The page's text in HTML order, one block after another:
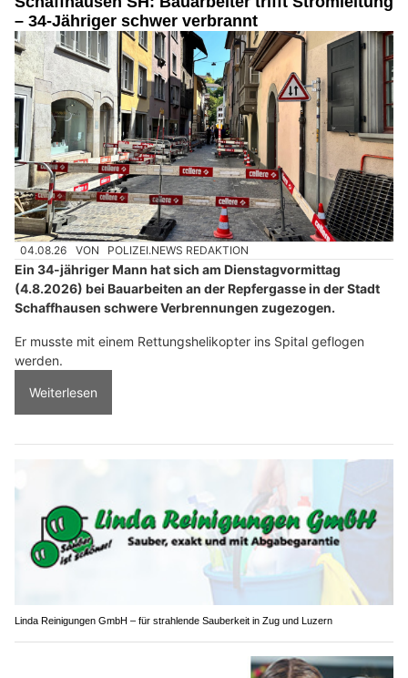
– 34-Jähriger schwer verbrannt
04.08.26 VON POLIZEI.NEWS REDAKTION
Ein 34-jähriger Mann hat sich am Dienstagvormittag
(4.8.2026) bei Bauarbeiten an der Repfergasse in der Stadt
Schaffhausen schwere Verbrennungen zugezogen.
Er musste mit einem Rettungshelikopter ins Spital geflogen
werden.
Weiterlesen
Linda Reinigungen GmbH – für strahlende Sauberkeit in Zug und Luzern